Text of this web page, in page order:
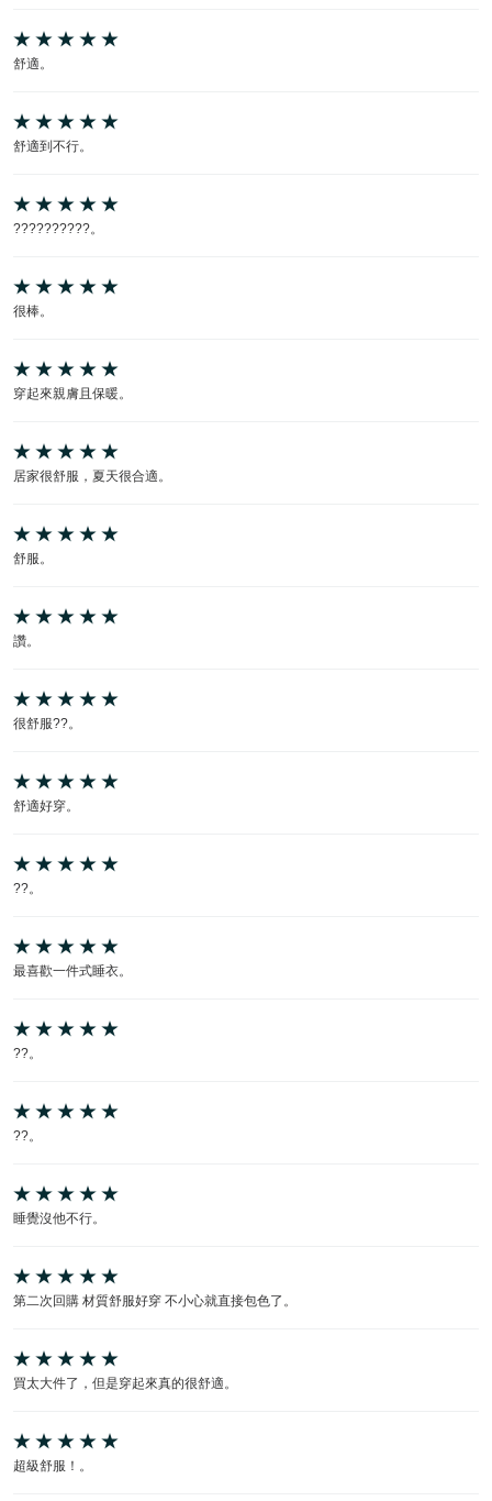
舒適。
舒適到不行。
??????????。
很棒。
穿起來親膚且保暖。
居家很舒服，夏天很合適。
舒服。
讚。
很舒服??。
舒適好穿。
??。
最喜歡一件式睡衣。
??。
??。
睡覺沒他不行。
第二次回購 材質舒服好穿 不小心就直接包色了。
買太大件了，但是穿起來真的很舒適。
超級舒服！。